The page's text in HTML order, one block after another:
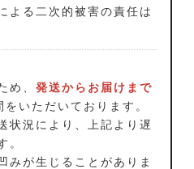
よる二次的被害の責任は
め、 発送からお届けまで
をいただいております。
状況により、上記より遅
。
みが生じることがありま